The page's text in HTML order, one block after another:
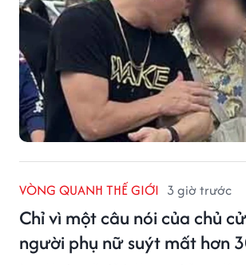
VÒNG QUANH THẾ GIỚI 3 giờ trước
Chỉ vì một câu nói của chủ
người phụ nữ suýt mất hơn